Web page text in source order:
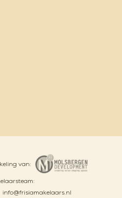
van:
info@frisiamakelaars.nl